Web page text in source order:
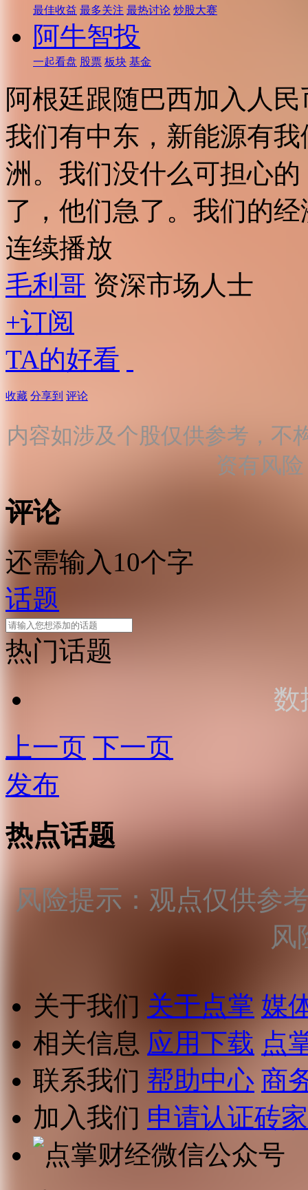
最佳收益 最多关注 最热讨论 炒股大赛
阿牛智投
一起看盘 股票 板块 基金
阿根廷跟随巴西加入人
我们有中东，新能源有
洲。我们没什么可担心
了，他们急了。我们的
连续播放
毛利哥 资深市场人士
+订阅
TA的好看
收藏 分享到 评论
内容如涉及个股仅供参考，不
资有风
评论
还需输入10个字
话题
热门话题
数
上一页 下一页
发布
热点话题
风险提示：观点仅供参
风
关于我们 关于点掌 媒
相关信息 应用下载 点
联系我们 帮助中心 商
加入我们 申请认证砖家